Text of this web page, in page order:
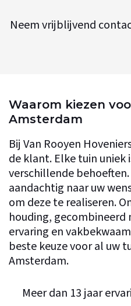
Neem vrijblijvend
Waarom kiezen
Amsterdam
Bij Van Rooyen
de klant. Elke tuin uniek
verschillende
aandachtig naar uw
om deze te realiseren.
houding,
ervaring en
beste keuze voor al uw
Amsterdam.
Meer dan 13 jaar